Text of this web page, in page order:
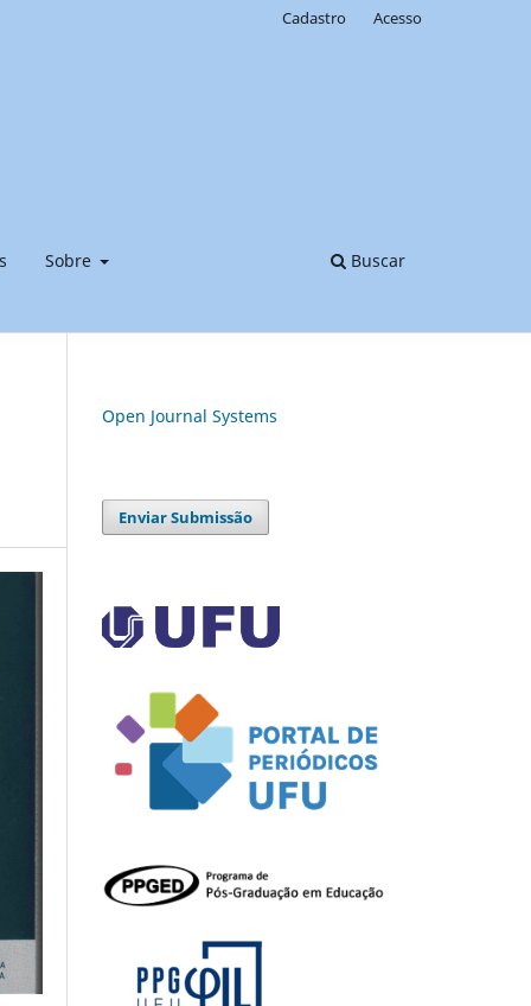
Sobre Buscar
Cadastro Acesso
Open Journal Systems
Enviar Submissão